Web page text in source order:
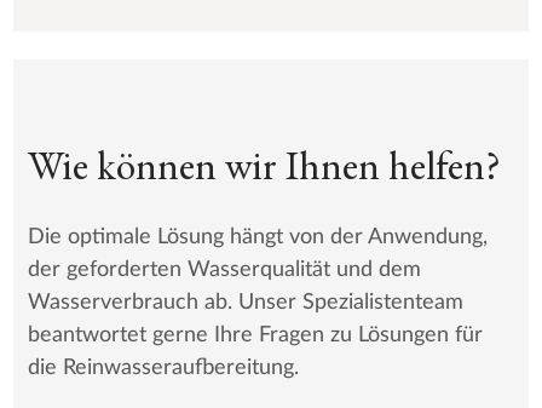
Wie können wir Ihnen helfen?
Die optimale Lösung hängt von der Anwendung,
der geforderten Wasserqualität und dem
Wasserverbrauch ab. Unser Spezialistenteam
beantwortet gerne Ihre Fragen zu Lösungen für
die Reinwasseraufbereitung.